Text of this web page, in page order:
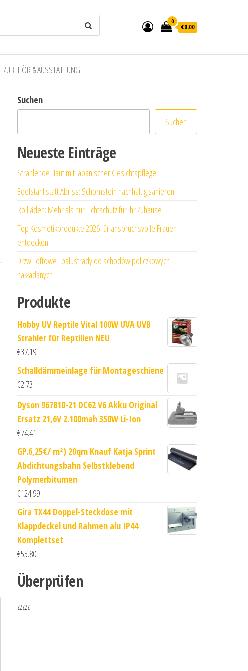
0
€0.00
ZUBEHÖR & AUSSTATTUNG
Suchen
Suchen
Neueste Einträge
Strahlende Haut mit japanischer Gesichtspflege
Edelstahl statt Abriss: Schornstein nachhaltig sanieren
Rollläden: Mehr als nur Lichtschutz für Ihr Zuhause
Top Kosmetikprodukte 2026 für anspruchsvolle Frauen
entdecken
Drzwi loftowe i balustrady do schodów policzkowych
nakładanych
Produkte
Hobby UV Reptile Vital 100W UVA UVB
Strahler für Reptilien NEU
€37.19
Schalldämmeinlage für Montageschiene
€2.73
Dyson 967810-21 DC62 V6 Akku Original
Ersatz 21,6V 2.100mah 350W Li-Ion
€74.41
GP.6,25€/ m²) 20qm Knauf Katja Sprint
Abdichtungsbahn Selbstklebend
Polymerbitumen
€124.99
Gira TX44 Doppel-Steckdose mit
Klappdeckel und Rahmen alu IP44
Komplettset
€55.80
Überprüfen
zzzzz